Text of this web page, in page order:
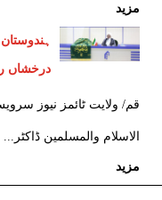
مزید
درخشاں
قم/ ولایت ٹائمز نیوز
الاسلام والمسلمین ڈاکٹر...
مزید